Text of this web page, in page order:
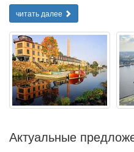
читать далее
Актуальные